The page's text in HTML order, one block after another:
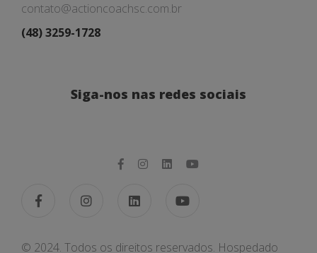
contato@actioncoachsc.com.br
(48) 3259-1728
Siga-nos nas redes sociais
© 2024. Todos os direitos reservados. Hospedado